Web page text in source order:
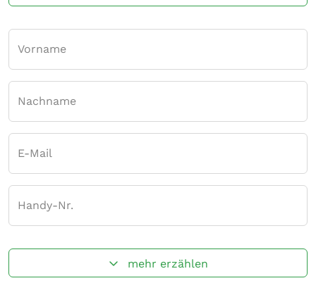
Vorname
Nachname
E-Mail
Handy-Nr.
mehr erzählen